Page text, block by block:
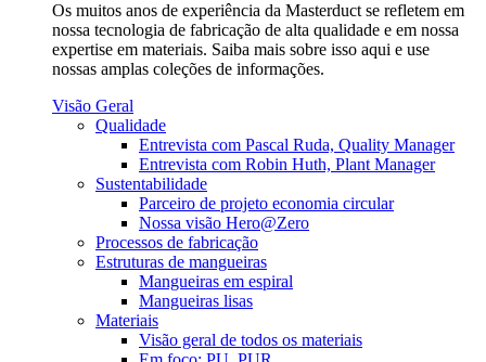
Os muitos anos de experiência da Masterduct se refletem em
nossa tecnologia de fabricação de alta qualidade e em nossa
expertise em materiais. Saiba mais sobre isso aqui e use
nossas amplas coleções de informações.
Visão Geral
Qualidade
Entrevista com Pascal Ruda, Quality Manager
Entrevista com Robin Huth, Plant Manager
Sustentabilidade
Parceiro de projeto economia circular
Nossa visão Hero@Zero
Processos de fabricação
Estruturas de mangueiras
Mangueiras em espiral
Mangueiras lisas
Materiais
Visão geral de todos os materiais